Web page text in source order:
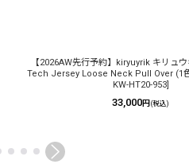
【2026AW先行予約】kiryuyrik キリュ
Tech Jersey Loose Neck Pull Over (1
KW-HT20-953]
33,000円 (税込)